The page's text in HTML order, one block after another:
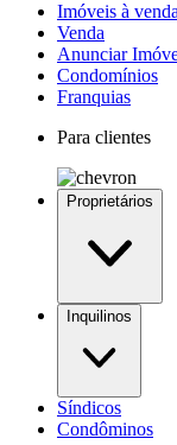
Imóveis à
Venda
Anunciar
Condomínios
Franquias
Para clientes
Proprietários
Inquilinos
Síndicos
Condôminos